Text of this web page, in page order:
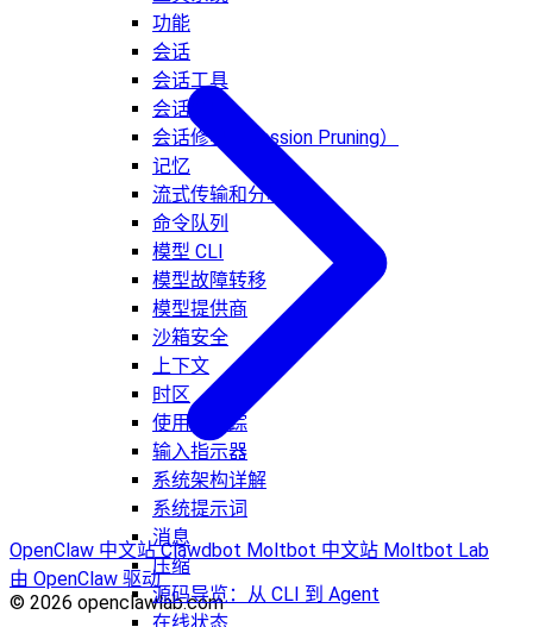
功能
会话
会话工具
会话管理
会话修剪（Session Pruning）
记忆
流式传输和分块
命令队列
模型 CLI
模型故障转移
模型提供商
沙箱安全
上下文
时区
使用量跟踪
输入指示器
系统架构详解
系统提示词
消息
压缩
源码导览：从 CLI 到 Agent
OpenClaw 中文站Clawdbot Moltbot 中文站 Moltbot Lab
由 OpenClaw 驱动
© 2026 openclawlab.com